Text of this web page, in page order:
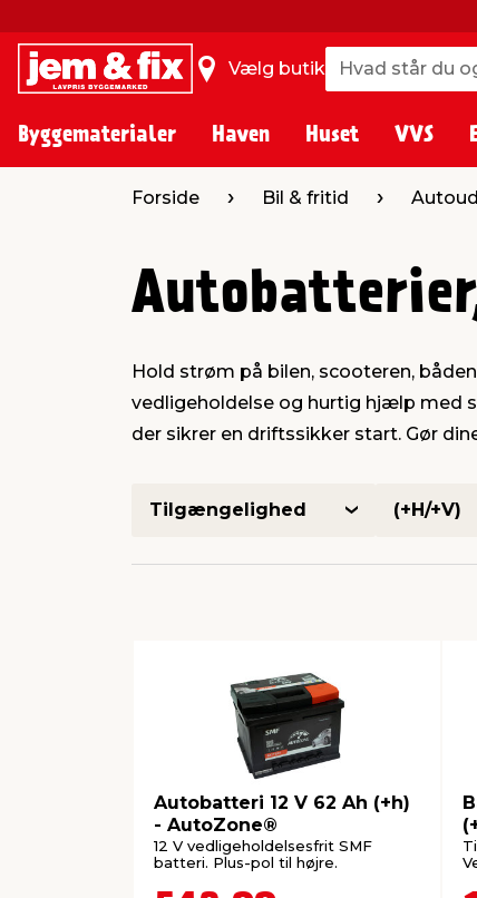
Vælg butik Hvad står du
Hvad står du
Byggematerialer Haven Huset VVS
Forside Bil & fritid
Hold strøm på bilen, scooteren,
vedligeholdelse og hurtig hjælp med
der sikrer en driftssikker start. Gør
Tilgængelighed (+H/+V)
Autobatteri 12 V 62 Ah (+h)
- AutoZone®
12 V vedligeholdelsesfrit SMF
batteri. Plus-pol til højre.